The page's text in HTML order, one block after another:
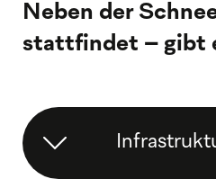
Neben der
stattfindet – gibt